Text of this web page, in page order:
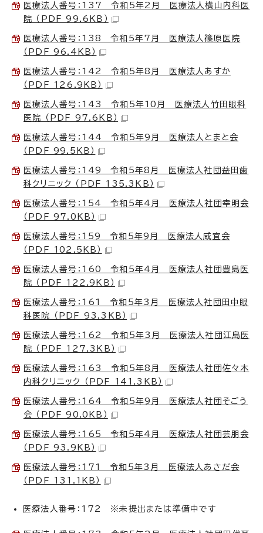
医療法人番号：137 令和5年2月 医療法人横山内科医
院 （PDF 99.6KB）
医療法人番号：138 令和5年7月 医療法人篠原医院
（PDF 96.4KB）
医療法人番号：142 令和5年8月 医療法人あすか
（PDF 126.9KB）
医療法人番号：143 令和5年10月 医療法人竹田眼科
医院 （PDF 97.6KB）
医療法人番号：144 令和5年9月 医療法人とまと会
（PDF 99.5KB）
医療法人番号：149 令和5年8月 医療法人社団益田歯
科クリニック （PDF 135.3KB）
医療法人番号：154 令和5年4月 医療法人社団幸明会
（PDF 97.0KB）
医療法人番号：159 令和5年9月 医療法人咸宜会
（PDF 102.5KB）
医療法人番号：160 令和5年4月 医療法人社団豊島医
院 （PDF 122.9KB）
医療法人番号：161 令和5年3月 医療法人社団田中眼
科医院 （PDF 93.3KB）
医療法人番号：162 令和5年3月 医療法人社団江島医
院 （PDF 127.3KB）
医療法人番号：163 令和5年8月 医療法人社団佐々木
内科クリニック （PDF 141.3KB）
医療法人番号：164 令和5年9月 医療法人社団そごう
会 （PDF 90.0KB）
医療法人番号：165 令和5年4月 医療法人社団芸朋会
（PDF 93.9KB）
医療法人番号：171 令和5年3月 医療法人あさだ会
（PDF 131.1KB）
医療法人番号：172 ※未提出または準備中です